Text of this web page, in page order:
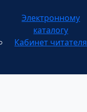
каталогу
Кабинет читателя